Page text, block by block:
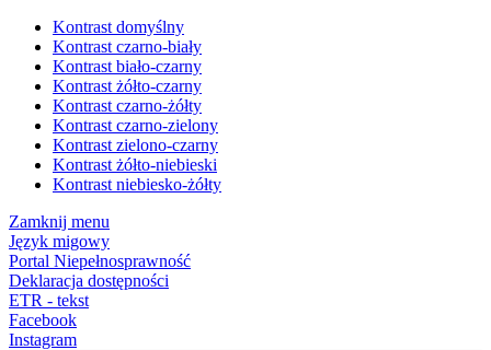
Kontrast domyślny
Kontrast czarno-biały
Kontrast biało-czarny
Kontrast żółto-czarny
Kontrast czarno-żółty
Kontrast czarno-zielony
Kontrast zielono-czarny
Kontrast żółto-niebieski
Kontrast niebiesko-żółty
Zamknij menu
Język migowy
Portal Niepełnosprawność
Deklaracja dostępności
ETR - tekst
Facebook
Instagram